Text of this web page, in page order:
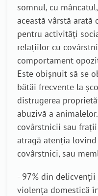
somnul, cu
această vârstă arată
pentru activități
relațiilor cu
comportament
Este obișnuit să se
bătăi frecvente la
distrugerea
abuzivă a
covârstnicii sau
atragă atenția
covârstnici, sau
- 97% din
violența domestică